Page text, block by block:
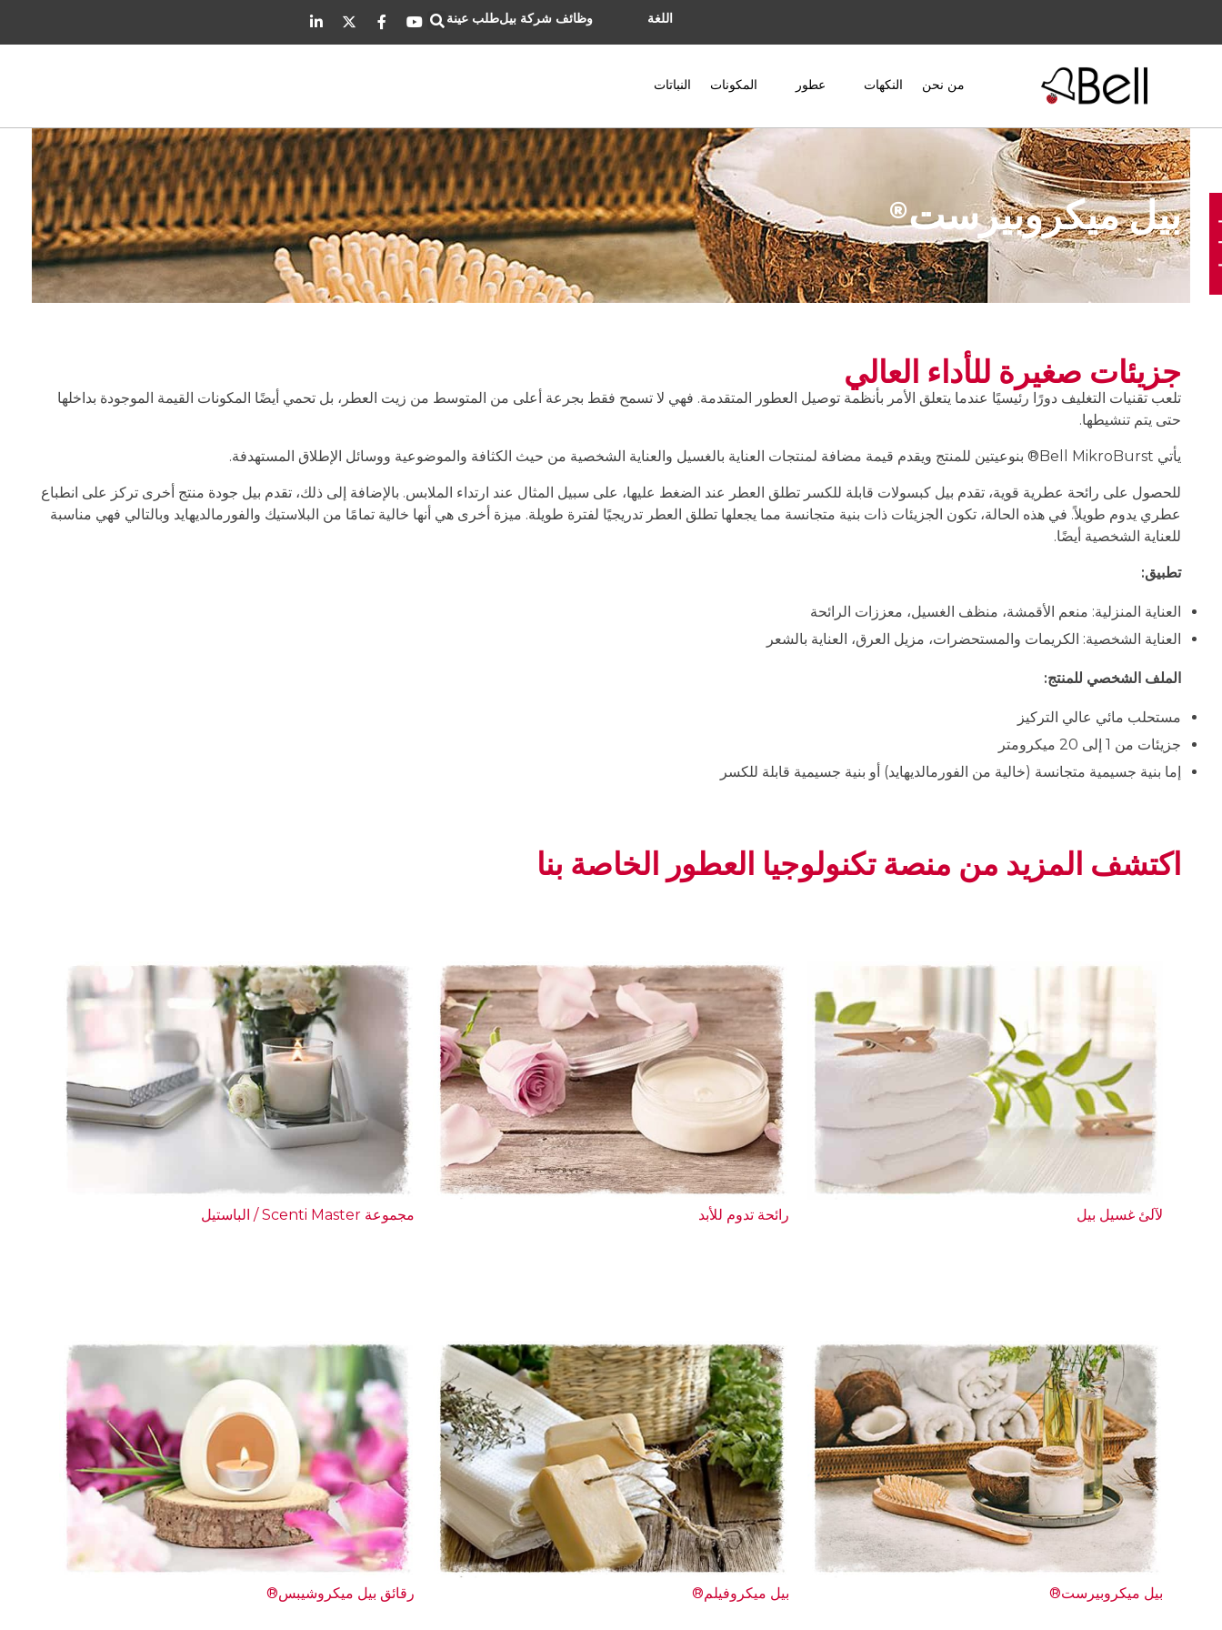
اللغة وظائف شركة بيلطلب عينة
من نحن النكهات عطور المكونات النباتات
بيل ميكروبيرست®
جزيئات صغيرة للأداء العالي
تلعب تقنيات التغليف دورًا رئيسيًا عندما يتعلق الأمر بأنظمة توصيل العطور المتقدمة. فهي لا تسمح فقط بجرعة أعلى من المتوسط ​​من زيت العطر، بل تحمي أيضًا المكونات القيمة الموجودة بداخلها
حتى يتم تنشيطها.
يأتي Bell MikroBurst® بنوعيتين للمنتج ويقدم قيمة مضافة لمنتجات العناية بالغسيل والعناية الشخصية من حيث الكثافة والموضوعية ووسائل الإطلاق المستهدفة.
للحصول على رائحة عطرية قوية، تقدم بيل كبسولات قابلة للكسر تطلق العطر عند الضغط عليها، على سبيل المثال عند ارتداء الملابس. بالإضافة إلى ذلك، تقدم بيل جودة منتج أخرى تركز على انطباع
عطري يدوم طويلاً. في هذه الحالة، تكون الجزيئات ذات بنية متجانسة مما يجعلها تطلق العطر تدريجيًا لفترة طويلة. ميزة أخرى هي أنها خالية تمامًا من البلاستيك والفورمالديهايد وبالتالي فهي مناسبة
للعناية الشخصية أيضًا.
تطبيق:
العناية المنزلية: منعم الأقمشة، منظف الغسيل، معززات الرائحة
العناية الشخصية: الكريمات والمستحضرات، مزيل العرق، العناية بالشعر
الملف الشخصي للمنتج:
مستحلب مائي عالي التركيز
جزيئات من 1 إلى 20 ميكرومتر
إما بنية جسيمية متجانسة (خالية من الفورمالديهايد) أو بنية جسيمية قابلة للكسر
اكتشف المزيد من منصة تكنولوجيا العطور الخاصة بنا
لآلئ غسيل بيل رائحة تدوم للأبد مجموعة Scenti Master / الباستيل
بيل ميكروبيرست® بيل ميكروفيلم® رقائق بيل ميكروشيبس®